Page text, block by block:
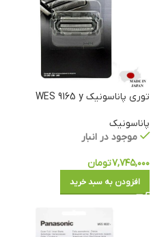
توری پاناسونیک WES 9165 y
پاناسونیک
موجود در انبار
۷,۷۴۵,۰۰۰تومان
افزودن به سبد خرید